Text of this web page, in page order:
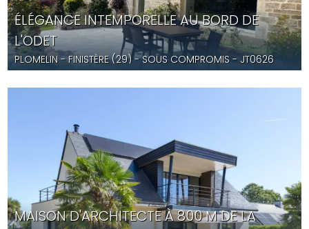
ÉLÉGANCE INTEMPORELLE AU BORD DE
L'ODET
PLOMELIN - FINISTÈRE (29) -SOUS COMPROMIS - JT0626
MAISON D'ARCHITECTE À 800 M DE LA